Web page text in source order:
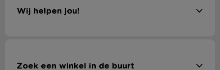
Wij helpen jou!
Zoek een winkel in de buurt